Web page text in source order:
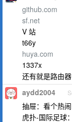
github.com
sf.net
V 站
t66y
huya.com
1337x
还有就是路由
aydd2004
抽屉：看个热闹
虎扑-国际足球